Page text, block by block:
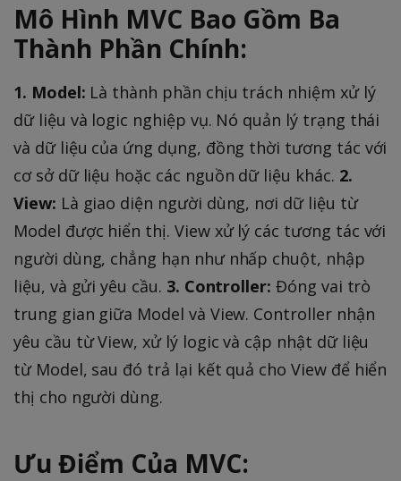
Mô Hình MVC Bao Gồm Ba
Thành Phần Chính:
1. Model: Là thành phần chịu trách nhiệm xử lý
dữ liệu và logic nghiệp vụ. Nó quản lý trạng thái
và dữ liệu của ứng dụng, đồng thời tương tác với
cơ sở dữ liệu hoặc các nguồn dữ liệu khác. 2.
View: Là giao diện người dùng, nơi dữ liệu từ
Model được hiển thị. View xử lý các tương tác với
người dùng, chẳng hạn như nhấp chuột, nhập
liệu, và gửi yêu cầu. 3. Controller: Đóng vai trò
trung gian giữa Model và View. Controller nhận
yêu cầu từ View, xử lý logic và cập nhật dữ liệu
từ Model, sau đó trả lại kết quả cho View để hiển
thị cho người dùng.
Ưu Điểm Của MVC: